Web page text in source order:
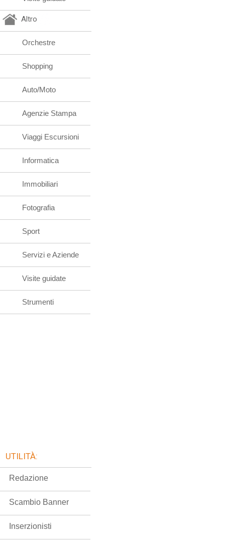
Altro
Orchestre
Shopping
Auto/Moto
Agenzie Stampa
Viaggi Escursioni
Informatica
Immobiliari
Fotografia
Sport
Servizi e Aziende
Visite guidate
Strumenti
UTILITÀ:
Redazione
Scambio Banner
Inserzionisti